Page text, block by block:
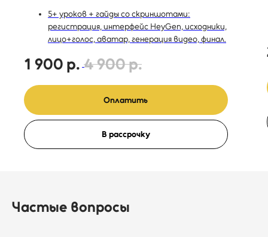
5+ уроков + гайды со скриншотами:
регистрация, интерфейс HeyGen, исходники,
лицо+голос, аватар, генерация видео, финал.
1 900 р. 4 900р.
Оплатить
В рассрочку
Частые вопросы